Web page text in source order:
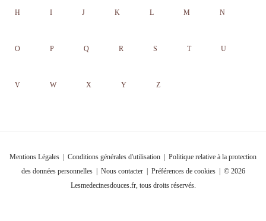
H I J K L M N
O P Q R S T U
V W X Y Z
Mentions Légales Conditions générales d'utilisation
Politique relative à la protection
des données personnelles| Nous contacter| Préférences de cookies| © 2026
Lesmedecinesdouces.fr, tous droits réservés.